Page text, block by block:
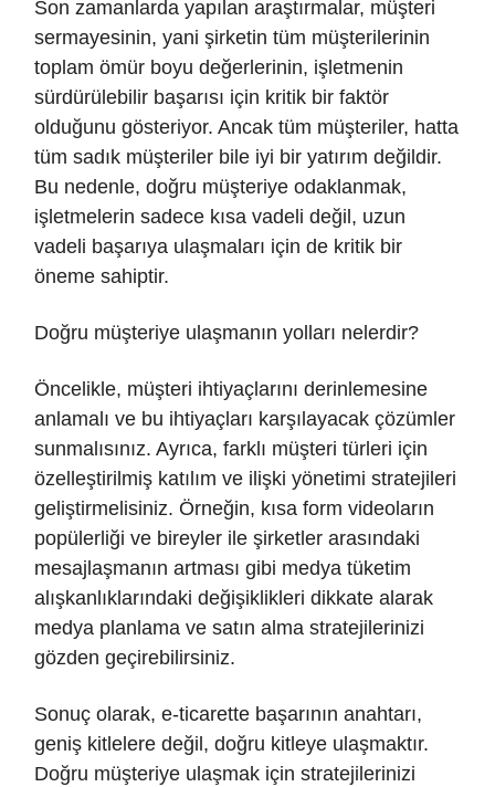
Son zamanlarda yapılan araştırmalar, müşteri
sermayesinin, yani şirketin tüm müşterilerinin
toplam ömür boyu değerlerinin, işletmenin
sürdürülebilir başarısı için kritik bir faktör
olduğunu gösteriyor. Ancak tüm müşteriler, hatta
tüm sadık müşteriler bile iyi bir yatırım değildir.
Bu nedenle, doğru müşteriye odaklanmak,
işletmelerin sadece kısa vadeli değil, uzun
vadeli başarıya ulaşmaları için de kritik bir
öneme sahiptir.
Doğru müşteriye ulaşmanın yolları nelerdir?
Öncelikle, müşteri ihtiyaçlarını derinlemesine
anlamalı ve bu ihtiyaçları karşılayacak çözümler
sunmalısınız. Ayrıca, farklı müşteri türleri için
özelleştirilmiş katılım ve ilişki yönetimi stratejileri
geliştirmelisiniz. Örneğin, kısa form videoların
popülerliği ve bireyler ile şirketler arasındaki
mesajlaşmanın artması gibi medya tüketim
alışkanlıklarındaki değişiklikleri dikkate alarak
medya planlama ve satın alma stratejilerinizi
gözden geçirebilirsiniz.
Sonuç olarak, e-ticarette başarının anahtarı,
geniş kitlelere değil, doğru kitleye ulaşmaktır.
Doğru müşteriye ulaşmak için stratejilerinizi